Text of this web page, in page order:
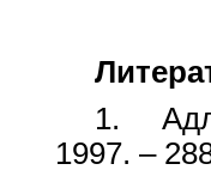
1.
1997. –